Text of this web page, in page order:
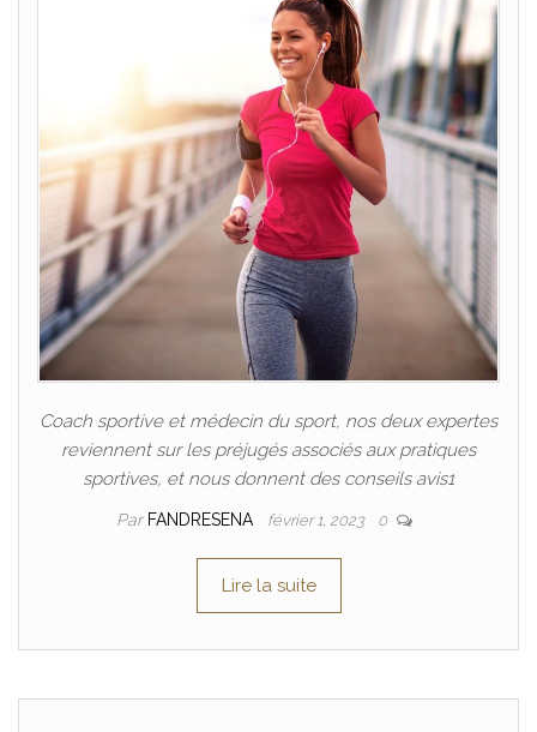
Coach sportive et médecin du sport, nos deux expertes
reviennent sur les préjugés associés aux pratiques
sportives, et nous donnent des conseils avis1
Par FANDRESENA février 1, 2023 0
Lire la suite